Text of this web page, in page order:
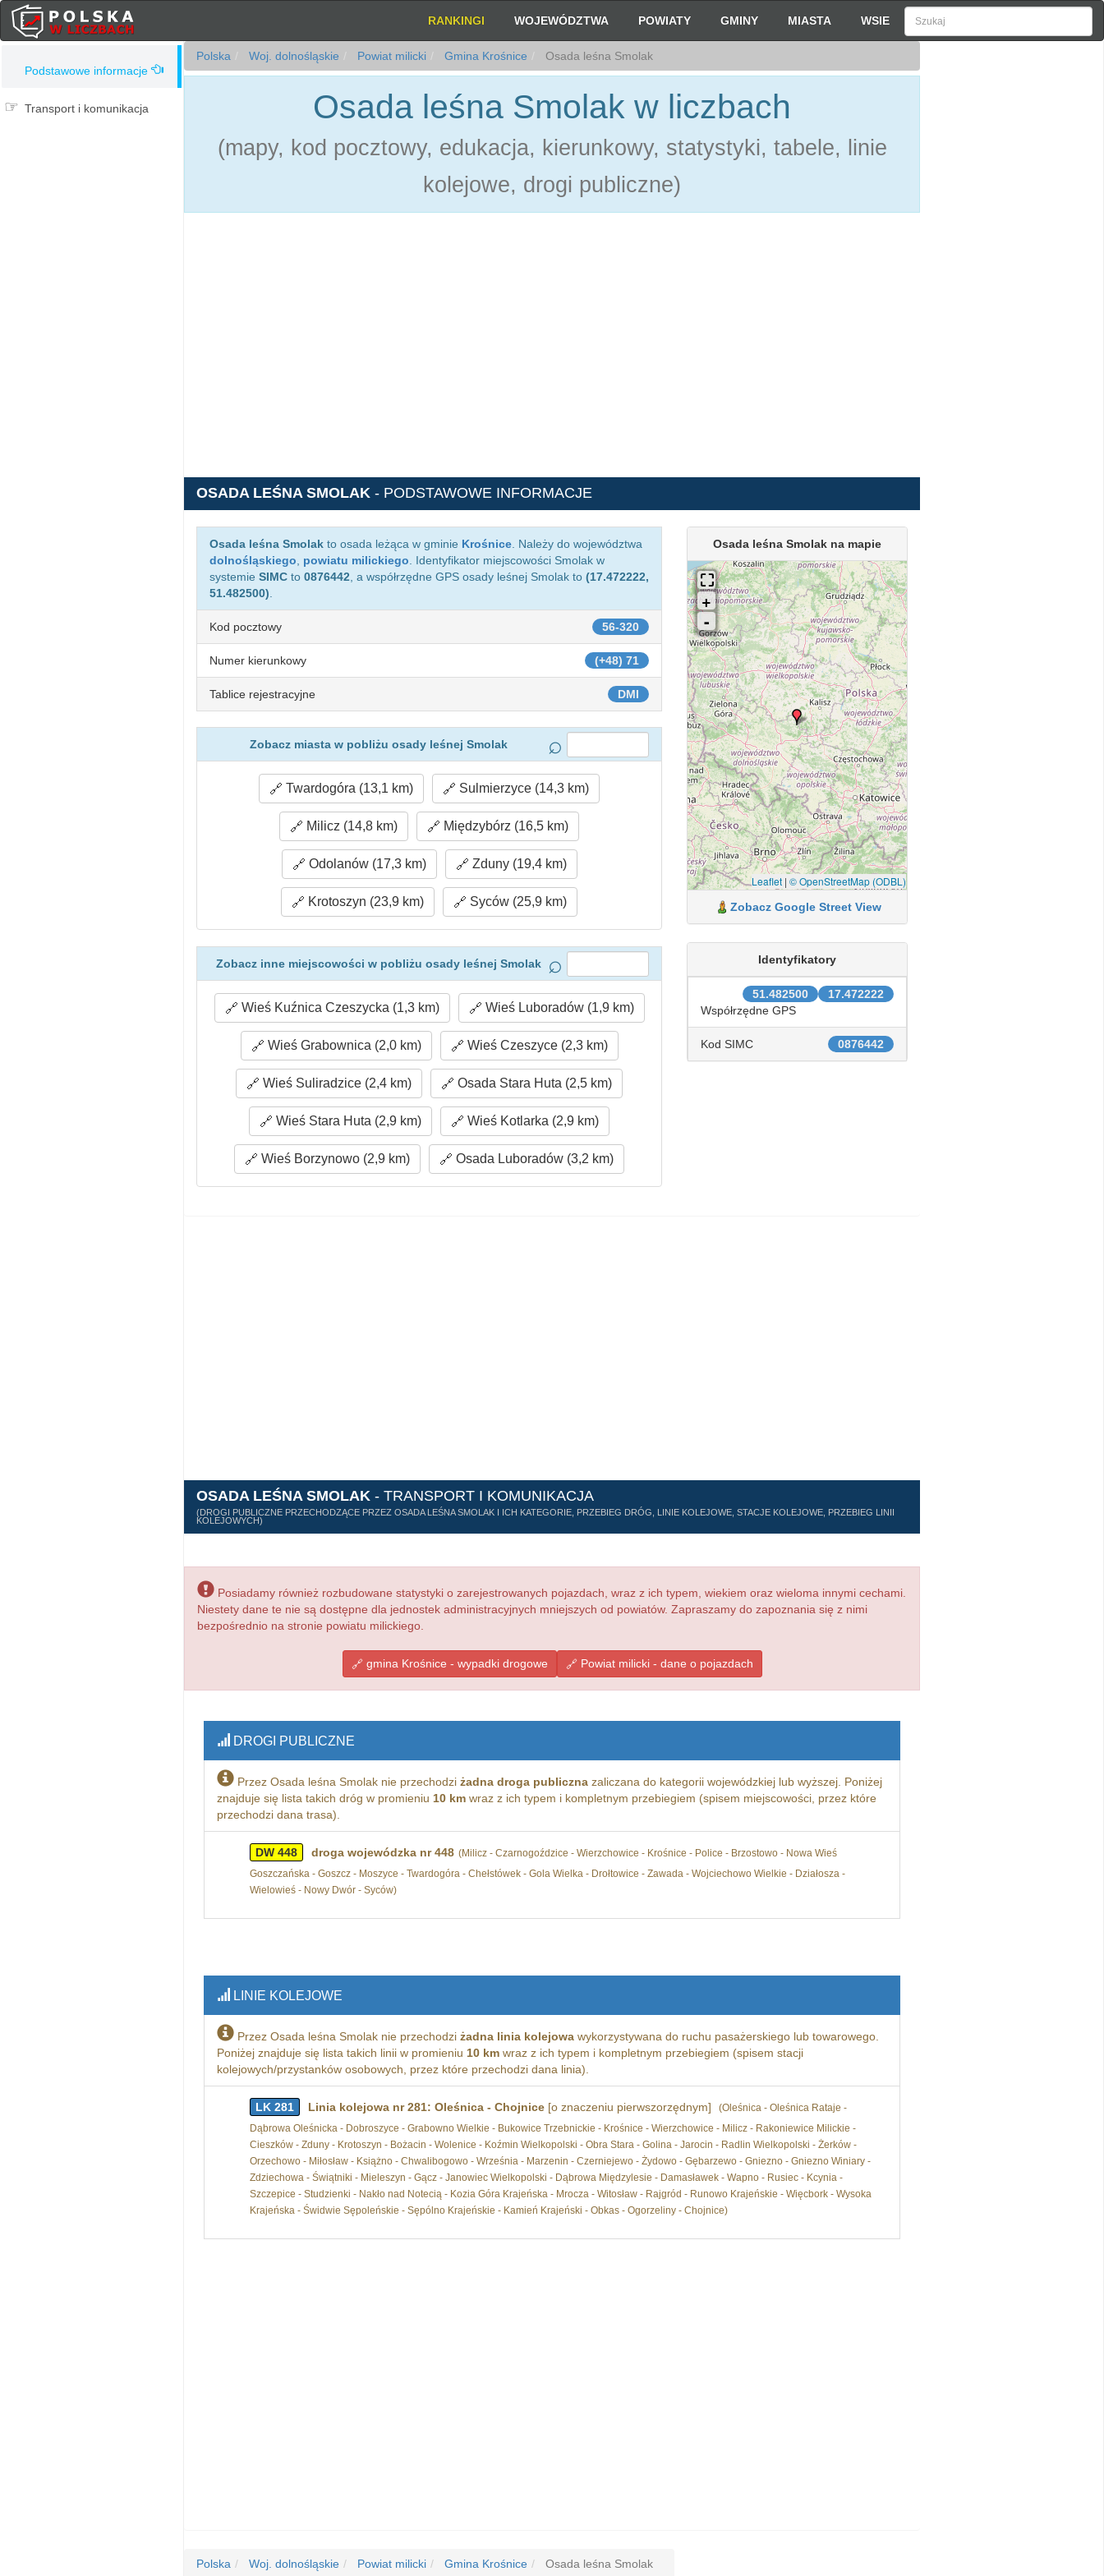
RANKINGI WOJEWÓDZTWA POWIATY GMINY MIASTA WSIE
Podstawowe informacje
Transport i komunikacja
Polska Woj. dolnośląskie Powiat milicki Gmina Krośnice Osada leśna Smolak
Osada leśna Smolak w liczbach
(mapy, kod pocztowy, edukacja, kierunkowy, statystyki, tabele, linie
kolejowe, drogi publiczne)
OSADA LEŚNA SMOLAK - PODSTAWOWE INFORMACJE
Osada leśna Smolak to osada leżąca w gminie Krośnice . Należy do województwa
dolnośląskiego
powiatu milickiego . Identyfikator miejscowości Smolak w
systemie SIMC to 0876442 , a współrzędne GPS osady leśnej Smolak to (17.472222,
51.482500)
56-320
Kod pocztowy
(+48) 71
Numer kierunkowy
DMI
Tablice rejestracyjne
Zobacz miasta w pobliżu osady leśnej Smolak
Twardogóra (13,1 km) Sulmierzyce (14,3 km)
Milicz (14,8 km) Międzybórz (16,5 km)
Odolanów (17,3 km) Zduny (19,4 km)
Krotoszyn (23,9 km) Syców (25,9 km)
Zobacz inne miejscowości w pobliżu osady leśnej Smolak
Wieś Kuźnica Czeszycka (1,3 km) Wieś Luboradów (1,9 km)
Wieś Grabownica (2,0 km) Wieś Czeszyce (2,3 km)
Wieś Suliradzice (2,4 km) Osada Stara Huta (2,5 km)
Wieś Stara Huta (2,9 km) Wieś Kotlarka (2,9 km)
Wieś Borzynowo (2,9 km) Osada Luboradów (3,2 km)
Osada leśna Smolak na mapie
Leaflet| © OpenStreetMap (ODBL)
Zobacz Google Street View
Identyfikatory
17.472222
51.482500
Współrzędne GPS
0876442
Kod SIMC
OSADA LEŚNA SMOLAK - TRANSPORT I KOMUNIKACJA
(DROGI PUBLICZNE PRZECHODZĄCE PRZEZ OSADA LEŚNA SMOLAK I ICH KATEGORIE, PRZEBIEG DRÓG, LINIE KOLEJOWE, STACJE KOLEJOWE, PRZEBIEG LINII
KOLEJOWYCH)
Posiadamy również rozbudowane statystyki o zarejestrowanych pojazdach, wraz z ich typem, wiekiem oraz wieloma innymi cechami.
Niestety dane te nie są dostępne dla jednostek administracyjnych mniejszych od powiatów. Zapraszamy do zapoznania się z nimi
bezpośrednio na stronie powiatu milickiego.
gmina Krośnice - wypadki drogowe Powiat milicki - dane o pojazdach
DROGI PUBLICZNE
Przez Osada leśna Smolak nie przechodzi żadna droga publicznazaliczana do kategorii wojewódzkiej lub wyższej. Poniżej
znajduje się lista takich dróg w promieniu 10 kmwraz z ich typem i kompletnym przebiegiem (spisem miejscowości, przez które
przechodzi dana trasa).
DW 448 droga wojewódzka nr 448 (Milicz - Czarnogoździce - Wierzchowice - Krośnice - Police - Brzostowo - Nowa Wieś
Goszczańska - Goszcz - Moszyce - Twardogóra - Chełstówek - Gola Wielka - Drołtowice - Zawada - Wojciechowo Wielkie - Działosza -
Wielowieś - Nowy Dwór - Syców)
LINIE KOLEJOWE
Przez Osada leśna Smolak nie przechodzi żadna linia kolejowawykorzystywana do ruchu pasażerskiego lub towarowego.
Poniżej znajduje się lista takich linii w promieniu 10 kmwraz z ich typem i kompletnym przebiegiem (spisem stacji
kolejowych/przystanków osobowych, przez które przechodzi dana linia).
LK 281 Linia kolejowa nr 281: Oleśnica - Chojnice[o znaczeniu pierwszorzędnym]
(Oleśnica - Oleśnica Rataje -
Dąbrowa Oleśnicka - Dobroszyce - Grabowno Wielkie - Bukowice Trzebnickie - Krośnice - Wierzchowice - Milicz - Rakoniewice Milickie -
Cieszków - Zduny - Krotoszyn - Bożacin - Wolenice - Koźmin Wielkopolski - Obra Stara - Golina - Jarocin - Radlin Wielkopolski - Żerków -
Orzechowo - Miłosław - Książno - Chwalibogowo - Września - Marzenin - Czerniejewo - Żydowo - Gębarzewo - Gniezno - Gniezno Winiary -
Zdziechowa - Świątniki - Mieleszyn - Gącz - Janowiec Wielkopolski - Dąbrowa Międzylesie - Damasławek - Wapno - Rusiec - Kcynia -
Szczepice - Studzienki - Nakło nad Notecią - Kozia Góra Krajeńska - Mrocza - Witosław - Rajgród - Runowo Krajeńskie - Więcbork - Wysoka
Krajeńska - Świdwie Sępoleńskie - Sępólno Krajeńskie - Kamień Krajeński - Obkas - Ogorzeliny - Chojnice)
Polska Woj. dolnośląskie Powiat milicki Gmina Krośnice Osada leśna Smolak